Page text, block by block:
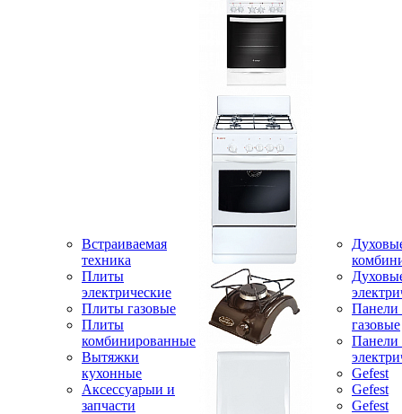
Встраиваемая
техника
Плиты
электрические
Плиты газовые
Плиты
комбинированные
Вытяжки
кухонные
Аксессуарыи и
запчасти
Панели
газовые
Панели
Gefest
Gefest
Gefest